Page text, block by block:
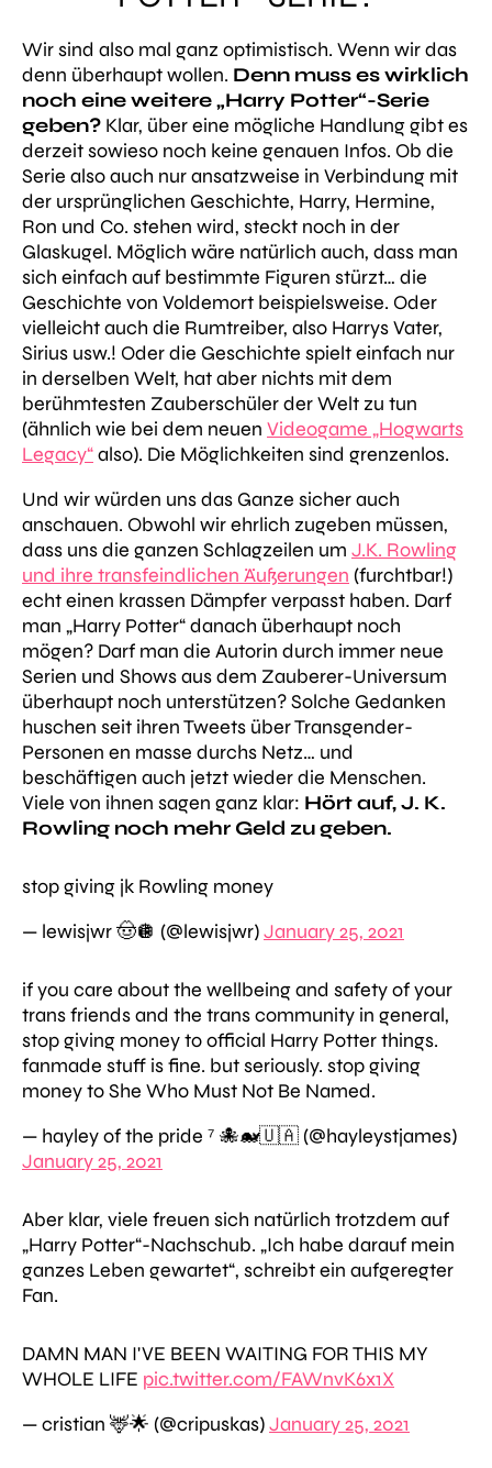
Wir sind also mal ganz optimistisch. Wenn wir das
denn überhaupt wollen. Denn muss es wirklich
noch eine weitere „Harry Potter“-Serie
geben? Klar, über eine mögliche Handlung gibt es
derzeit sowieso noch keine genauen Infos. Ob die
Serie also auch nur ansatzweise in Verbindung mit
der ursprünglichen Geschichte, Harry, Hermine,
Ron und Co. stehen wird, steckt noch in der
Glaskugel. Möglich wäre natürlich auch, dass man
sich einfach auf bestimmte Figuren stürzt… die
Geschichte von Voldemort beispielsweise. Oder
vielleicht auch die Rumtreiber, also Harrys Vater,
Sirius usw.! Oder die Geschichte spielt einfach nur
in derselben Welt, hat aber nichts mit dem
berühmtesten Zauberschüler der Welt zu tun
(ähnlich wie bei dem neuen Videogame „Hogwarts
Legacy“also). Die Möglichkeiten sind grenzenlos.
Und wir würden uns das Ganze sicher auch
anschauen. Obwohl wir ehrlich zugeben müssen,
dass uns die ganzen Schlagzeilen um J.K. Rowling
und ihre transfeindlichen Äußerungen (furchtbar!)
echt einen krassen Dämpfer verpasst haben. Darf
man „Harry Potter“ danach überhaupt noch
mögen? Darf man die Autorin durch immer neue
Serien und Shows aus dem Zauberer-Universum
überhaupt noch unterstützen?Solche Gedanken
huschen seit ihren Tweets über Transgender-
Personen en masse durchs Netz… und
beschäftigen auch jetzt wieder die Menschen.
Viele von ihnen sagen ganz klar: Hört auf, J. K.
Rowling noch mehr Geld zu geben.
stop giving jk Rowling money
— lewisjwr 🤠🪩 (@lewisjwr)January 25, 2021
if you care about the wellbeing and safety of your
trans friends and the trans community in general,
stop giving money to official Harry Potter things.
fanmade stuff is fine. but seriously. stop giving
money to She Who Must Not Be Named.
— hayley of the pride ⁷ 🐙🐋🇺🇦 (@hayleystjames)
January 25, 2021
Aber klar, viele freuen sich natürlich trotzdem auf
„Harry Potter“-Nachschub. „Ich habe darauf mein
ganzes Leben gewartet“, schreibt ein aufgeregter
Fan.
DAMN MAN I'VE BEEN WAITING FOR THIS MY
WHOLE LIFE pic.twitter.com/FAWnvK6x1X
— cristian 🦌🌟 (@cripuskas)January 25, 2021